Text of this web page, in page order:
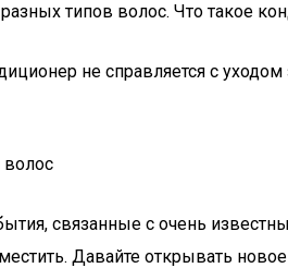
типов волос. Что такое
не справляется с
волос
связанные с очень
Давайте открывать